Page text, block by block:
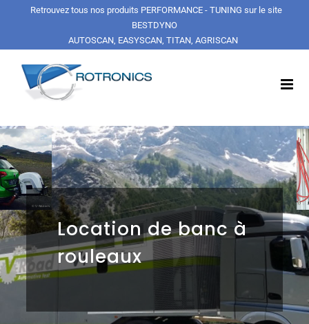
PasserRetrouvez tous nos produits PERFORMANCE - TUNING sur le site
BESTDYNO
AUTOSCAN, EASYSCAN, TITAN, AGRISCAN
Location de banc à
rouleaux